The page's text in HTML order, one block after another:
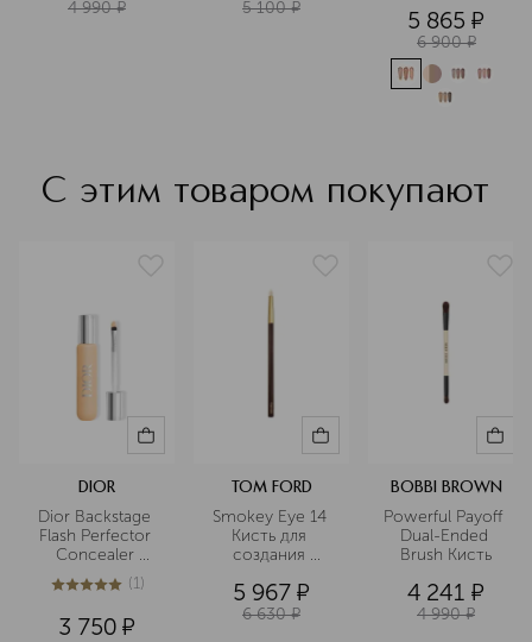
4 990 ¤ 5 100 ¤ 5 865 ¤
6 900 ¤
С этим товаром покупают
DIOR
Dior Backstage
Flash Perfector
Concealer
Водостойкий
корректор для
5из 51 (1)
3 750 ¤
TOM FORD
Smokey Eye 14
Кисть для
создания
5 967 ¤
6 630 ¤
BOBBI BROWN
Powerful Payoff
Dual-Ended
Brush Кисть
4 241 ¤
4 990 ¤